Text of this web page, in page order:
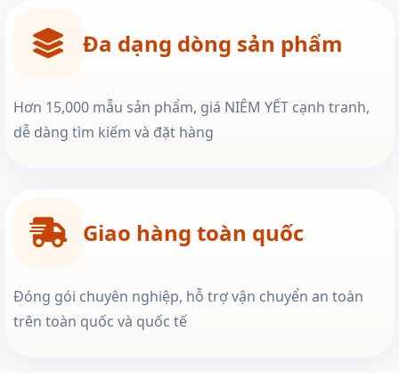
Đa dạng dòng sản phẩm
Hơn 15,000 mẫu sản phẩm, giá NIÊM YẾT cạnh tranh,
dễ dàng tìm kiếm và đặt hàng
Giao hàng toàn quốc
Đóng gói chuyên nghiệp, hỗ trợ vận chuyển an toàn
trên toàn quốc và quốc tế